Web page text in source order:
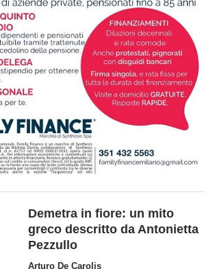
Demetra in fiore: un mito
greco descritto da Antonietta
Pezzullo
Arturo De Carolis